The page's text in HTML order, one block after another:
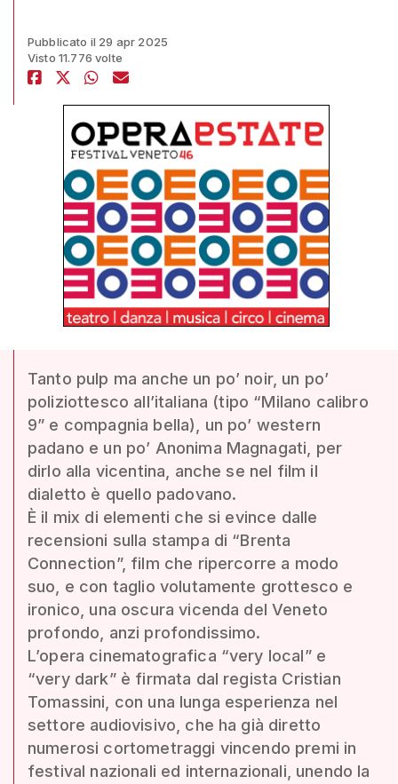
Pubblicato il 29 apr 2025
Visto 11.776 volte
Tanto pulp ma anche un po’ noir, un po’
poliziottesco all’italiana (tipo “Milano calibro
9” e compagnia bella), un po’ western
padano e un po’ Anonima Magnagati, per
dirlo alla vicentina, anche se nel film il
dialetto è quello padovano.
È il mix di elementi che si evince dalle
recensioni sulla stampa di “Brenta
Connection”, film che ripercorre a modo
suo, e con taglio volutamente grottesco e
ironico, una oscura vicenda del Veneto
profondo, anzi profondissimo.
L’opera cinematografica “very local” e
“very dark” è firmata dal regista Cristian
Tomassini, con una lunga esperienza nel
settore audiovisivo, che ha già diretto
numerosi cortometraggi vincendo premi in
festival nazionali ed internazionali, unendo la